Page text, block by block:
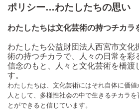
ポリシー…わたしたちの思い
わたしたちは文化芸術の持つチカラ
わたしたち公益財団法人西宮市文化
術の持つチカラで、人々の日常を彩
信念のもと、人々と文化芸術を橋渡
す。
わたしたちは、文化芸術にはそれ自体に価
人として、多様性社会の中で生きるチカラ
とができると信じています。